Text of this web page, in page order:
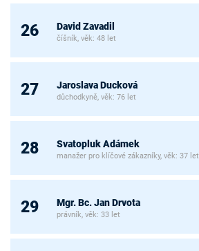
26 David Zavadil
číšník, věk: 48 let
27 Jaroslava Ducková
důchodkyně, věk: 76 let
28 Svatopluk Adámek
manažer pro klíčové zákazníky, věk: 37 let
29 Mgr. Bc. Jan Drvota
právník, věk: 33 let